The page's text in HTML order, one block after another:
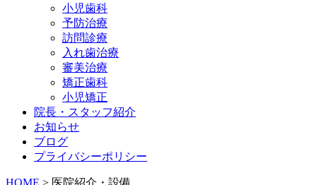
小児歯科
予防治療
訪問診療
入れ歯治療
審美治療
矯正歯科
小児矯正
院長・スタッフ紹介
お知らせ
ブログ
プライバシーポリシー
HOME > 医院紹介・設備